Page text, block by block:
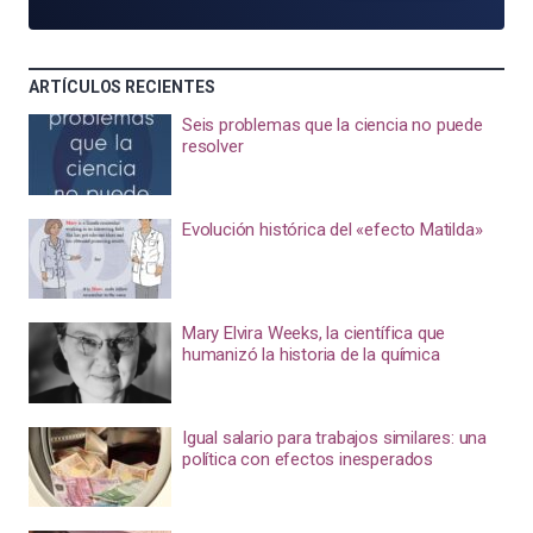
ARTÍCULOS RECIENTES
Seis problemas que la ciencia no puede
resolver
Evolución histórica del «efecto Matilda»
Mary Elvira Weeks, la científica que
humanizó la historia de la química
Igual salario para trabajos similares: una
política con efectos inesperados